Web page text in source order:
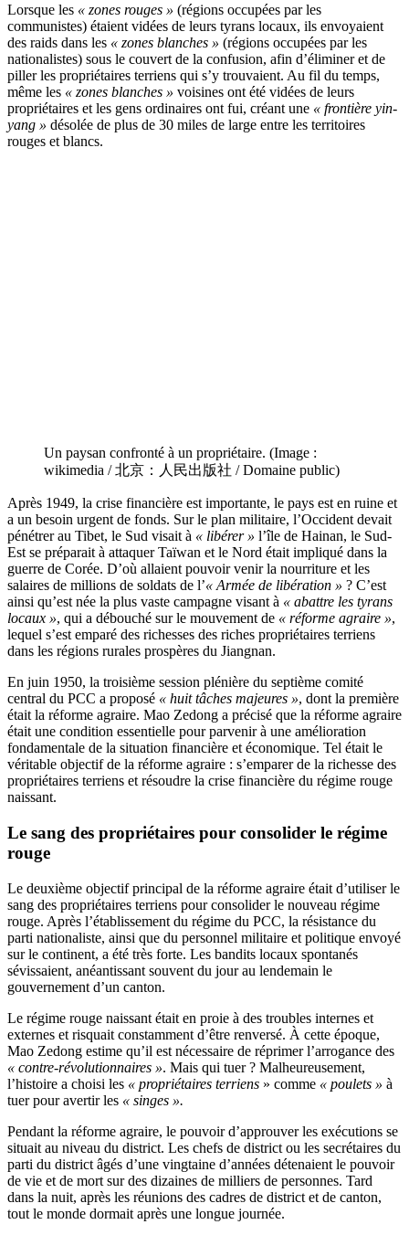
Lorsque les « zones rouges » (régions occupées par les
communistes) étaient vidées de leurs tyrans locaux, ils envoyaient
des raids dans les « zones blanches » (régions occupées par les
nationalistes) sous le couvert de la confusion, afin d’éliminer et de
piller les propriétaires terriens qui s’y trouvaient. Au fil du temps,
même les « zones blanches » voisines ont été vidées de leurs
propriétaires et les gens ordinaires ont fui, créant une « frontière yin-
yang » désolée de plus de 30 miles de large entre les territoires
rouges et blancs.
Un paysan confronté à un propriétaire. (Image :
wikimedia / 北京：人民出版社 / Domaine public)
Après 1949, la crise financière est importante, le pays est en ruine et
a un besoin urgent de fonds. Sur le plan militaire, l’Occident devait
pénétrer au Tibet, le Sud visait à « libérer » l’île de Hainan, le Sud-
Est se préparait à attaquer Taïwan et le Nord était impliqué dans la
guerre de Corée. D’où allaient pouvoir venir la nourriture et les
salaires de millions de soldats de l’« Armée de libération » ? C’est
ainsi qu’est née la plus vaste campagne visant à « abattre les tyrans
locaux », qui a débouché sur le mouvement de « réforme agraire »,
lequel s’est emparé des richesses des riches propriétaires terriens
dans les régions rurales prospères du Jiangnan.
En juin 1950, la troisième session plénière du septième comité
central du PCC a proposé « huit tâches majeures », dont la première
était la réforme agraire. Mao Zedong a précisé que la réforme agraire
était une condition essentielle pour parvenir à une amélioration
fondamentale de la situation financière et économique. Tel était le
véritable objectif de la réforme agraire : s’emparer de la richesse des
propriétaires terriens et résoudre la crise financière du régime rouge
naissant.
Le sang des propriétaires pour consolider le régime
rouge
Le deuxième objectif principal de la réforme agraire était d’utiliser le
sang des propriétaires terriens pour consolider le nouveau régime
rouge. Après l’établissement du régime du PCC, la résistance du
parti nationaliste, ainsi que du personnel militaire et politique envoyé
sur le continent, a été très forte. Les bandits locaux spontanés
sévissaient, anéantissant souvent du jour au lendemain le
gouvernement d’un canton.
Le régime rouge naissant était en proie à des troubles internes et
externes et risquait constamment d’être renversé. À cette époque,
Mao Zedong estime qu’il est nécessaire de réprimer l’arrogance des
« contre-révolutionnaires ». Mais qui tuer ? Malheureusement,
l’histoire a choisi les « propriétaires terriens » comme « poulets » à
tuer pour avertir les « singes ».
Pendant la réforme agraire, le pouvoir d’approuver les exécutions se
situait au niveau du district. Les chefs de district ou les secrétaires du
parti du district âgés d’une vingtaine d’années détenaient le pouvoir
de vie et de mort sur des dizaines de milliers de personnes. Tard
dans la nuit, après les réunions des cadres de district et de canton,
tout le monde dormait après une longue journée.